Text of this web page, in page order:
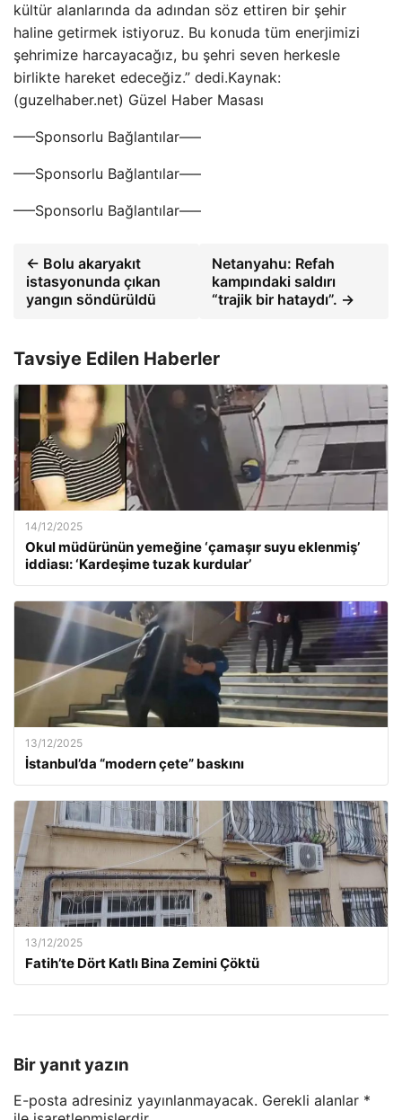
kültür alanlarında da adından söz ettiren bir şehir
haline getirmek istiyoruz. Bu konuda tüm enerjimizi
şehrimize harcayacağız, bu şehri seven herkesle
birlikte hareket edeceğiz.” dedi.Kaynak:
(guzelhaber.net) Güzel Haber Masası
—–Sponsorlu Bağlantılar—–
—–Sponsorlu Bağlantılar—–
—–Sponsorlu Bağlantılar—–
← Bolu akaryakıt
istasyonunda çıkan
yangın söndürüldü
Netanyahu: Refah
kampındaki saldırı
“trajik bir hataydı”. →
Tavsiye Edilen Haberler
14/12/2025
Okul müdürünün yemeğine ‘çamaşır suyu eklenmiş’
iddiası: ‘Kardeşime tuzak kurdular’
13/12/2025
İstanbul’da “modern çete” baskını
13/12/2025
Fatih’te Dört Katlı Bina Zemini Çöktü
Bir yanıt yazın
E-posta adresiniz yayınlanmayacak. Gerekli alanlar *